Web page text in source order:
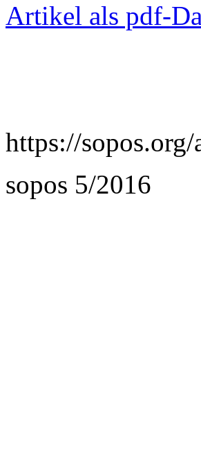
Artikel als pdf-
https://
sopos 5/2016